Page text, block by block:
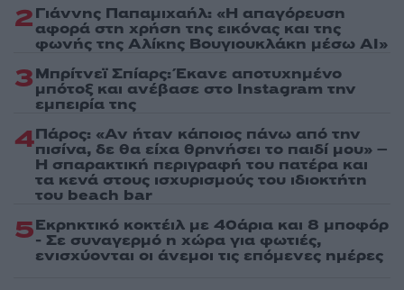
2Γιάννης Παπαμιχαήλ: «Η απαγόρευση
αφορά στη χρήση της εικόνας και της
φωνής της Αλίκης Βουγιουκλάκη μέσω AI»
3Μπρίτνεϊ Σπίαρς: Έκανε αποτυχημένο
μπότοξ και ανέβασε στο Instagram την
εμπειρία της
4Πάρος: «Αν ήταν κάποιος πάνω από την
πισίνα, δε θα είχα θρηνήσει το παιδί μου» –
Η σπαρακτική περιγραφή του πατέρα και
τα κενά στους ισχυρισμούς του ιδιοκτήτη
του beach bar
5Εκρηκτικό κοκτέιλ με 40άρια και 8 μποφόρ
- Σε συναγερμό η χώρα για φωτιές,
ενισχύονται οι άνεμοι τις επόμενες ημέρες